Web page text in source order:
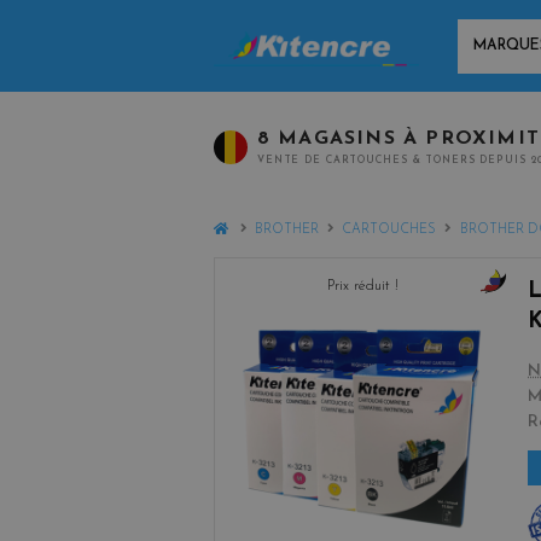
8 MAGASINS À
VENTE DE CARTOUCHES & TONERS DEPUIS
HOMEBROTHER CARTOUCHES BROTHER
Prix réduit !
l